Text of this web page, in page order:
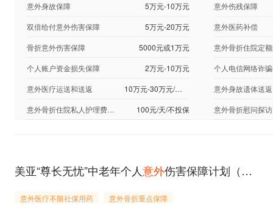
意外身故保障 5万元-10万元
意外伤残保障
双倍给付意外伤害保障
5万元-20万元
意外医药补偿
骨折意外伤害保障
5000元或1万元
意外骨折住院定
个人账户资金损失保障
2万元-10万元
意外医疗运送和送返
10万元-30万元/不投保
意外身故遗体送返
意外骨折住院私人护理费用保障
100元/天/不投保 意外骨折慰问探
美亚“尊长无忧”中老年个人意外伤害保障计划（2024版）计划二
意外医疗不限社保用药
意外骨折重点保障